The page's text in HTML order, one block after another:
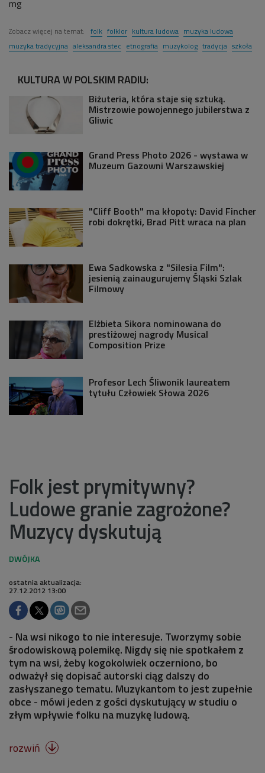
mg
Zobacz więcej na temat: folk folklor kultura ludowa muzyka ludowa
muzyka tradycyjna aleksandra stec etnografia muzykolog tradycja szkoła
KULTURA W POLSKIM RADIU:
Biżuteria, która staje się sztuką.
Mistrzowie powojennego jubilerstwa z
Gliwic
Grand Press Photo 2026 - wystawa w
Muzeum Gazowni Warszawskiej
"Cliff Booth" ma kłopoty: David Fincher
robi dokrętki, Brad Pitt wraca na plan
Ewa Sadkowska z "Silesia Film":
jesienią zainaugurujemy Śląski Szlak
Filmowy
Elżbieta Sikora nominowana do
prestiżowej nagrody Musical
Composition Prize
Profesor Lech Śliwonik laureatem
tytułu Człowiek Słowa 2026
Folk jest prymitywny?
Ludowe granie zagrożone?
Muzycy dyskutują
ostatnia aktualizacja:
27.12.2012 13:00
- Na wsi nikogo to nie interesuje. Tworzymy sobie
środowiskową polemikę. Nigdy się nie spotkałem z
tym na wsi, żeby kogokolwiek oczerniono, bo
odważył się dopisać autorski ciąg dalszy do
zasłyszanego tematu. Muzykantom to jest zupełnie
obce - mówi jeden z gości dyskutujący w studiu o
złym wpływie folku na muzykę ludową.
rozwiń 